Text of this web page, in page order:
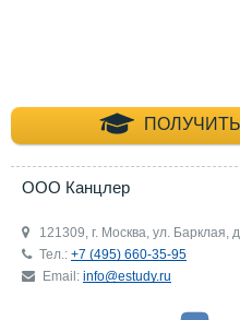
ООО Канцлер
121309, г. Москва, ул. Барклая,
Тел.: +7 (495) 660-35-95
Email: info@estudy.ru